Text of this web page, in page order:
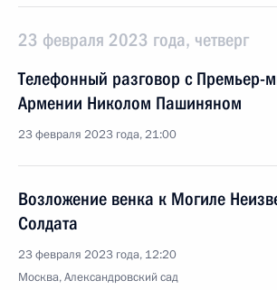
23 февраля 2023 года, четверг
Телефонный разговор с Премьер-
Армении Николом Пашиняном
23 февраля 2023 года, 21:00
Возложение венка к Могиле
Солдата
23 февраля 2023 года, 12:20
Москва, Александровский сад